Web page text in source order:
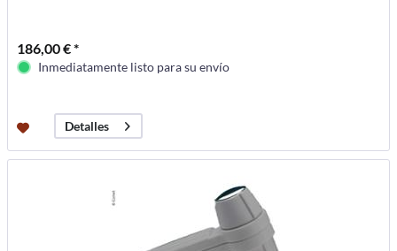
186,00 € *
Inmediatamente listo para su envío
Detalles